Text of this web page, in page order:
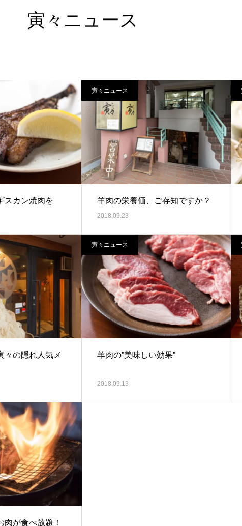
寅々ニュース
スカン焼肉を
寅々ニュース
羊肉の栄養価、ご存知ですか？
2018.09.23
々の隠れ人気メ
寅々ニュース
羊肉の”美味しい効果”
2018.09.13
肉が食べ放題！